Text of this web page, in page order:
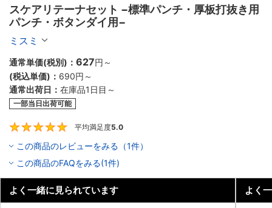
スケアリテーナセット −標準パンチ・厚板打抜き用
パンチ・ボタンダイ用−
ミスミ
通常単価(税別)： 627円 ～
(税込単価)： 690円 ～
通常出荷日： 在庫品1日目～
一部当日出荷可能
平均満足度5.0
この商品のレビューをみる（1件）
この商品のFAQをみる(1件)
よく一緒に見られています よく